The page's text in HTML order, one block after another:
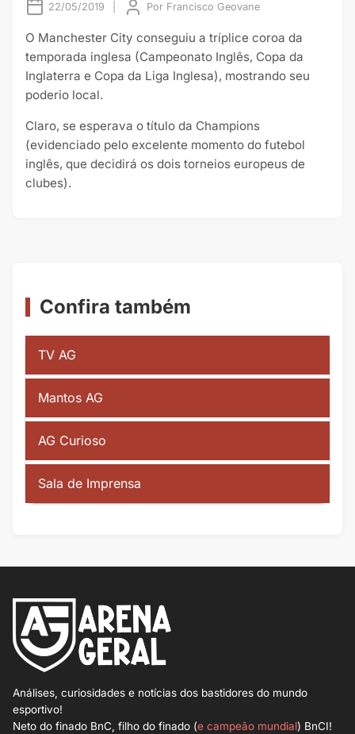
22/05/2019 Por Francisco Geovane
O Manchester City conseguiu a tríplice coroa da
temporada inglesa (Campeonato Inglês, Copa da
Inglaterra e Copa da Liga Inglesa), mostrando seu
poderio local.
Claro, se esperava o título da Champions
(evidenciado pelo excelente momento do futebol
inglês, que decidirá os dois torneios europeus de
clubes).
Confira também
TV AG
Mantos AG
AG Curioso
Sala de Imprensa
Análises, curiosidades e notícias dos bastidores do mundo
esportivo!
Neto do finado BnC, filho do finado (e campeão mundial) BnCI!